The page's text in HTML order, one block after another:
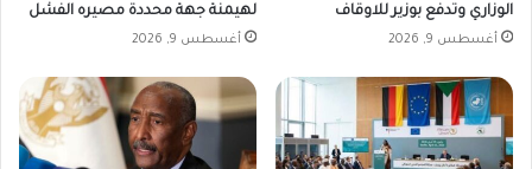
الوزاري وتدفع بوزير للاوقاف
أغسطس 9, 2026
لهيمنة جهة محددة مصيره الفشل
أغسطس 9, 2026